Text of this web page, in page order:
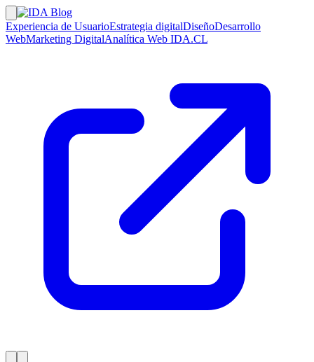
Experiencia de UsuarioEstrategia digitalDiseñoDesarrollo
WebMarketing DigitalAnalítica Web IDA.CL